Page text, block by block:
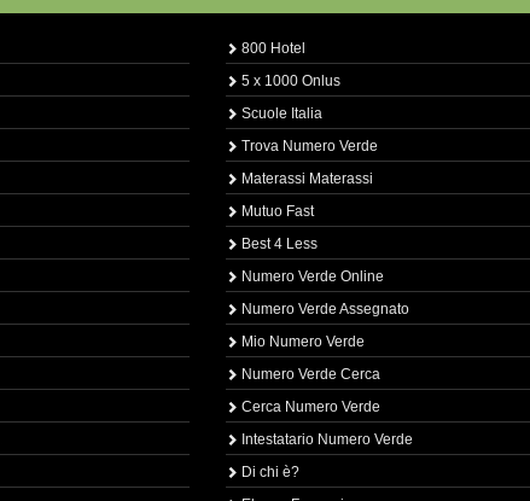
800 Hotel
5 x 1000 Onlus
Scuole Italia
Trova Numero Verde
Materassi Materassi
Mutuo Fast
Best 4 Less
Numero Verde Online
Numero Verde Assegnato
Mio Numero Verde
Numero Verde Cerca
Cerca Numero Verde
Intestatario Numero Verde
Di chi è?